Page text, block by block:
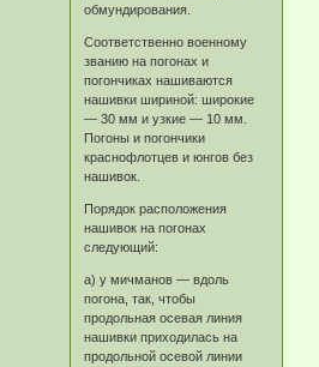
обмундирования.
Соответственно военному
званию на погонах и
погончиках нашиваются
нашивки шириной: широкие
— 30 мм и узкие — 10 мм.
Погоны и погончики
краснофлотцев и юнгов без
нашивок.
Порядок расположения
нашивок на погонах
следующий:
a) у мичманов — вдоль
погона, так, чтобы
продольная осевая линия
нашивки приходилась на
продольной осевой линии